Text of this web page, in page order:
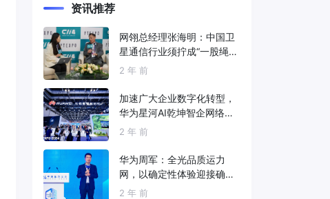
资讯推荐
网翎总经理张海明：中国卫
星通信行业须拧成“一股绳”
共同打造垂直产业链
2 年 前
加速广大企业数字化转型，
华为星河AI乾坤智企网络解
决方案亮相2024中国国际信
2 年 前
华为周军：全光品质运力
网，以确定性体验迎接确定
性的智能时代
2 年 前